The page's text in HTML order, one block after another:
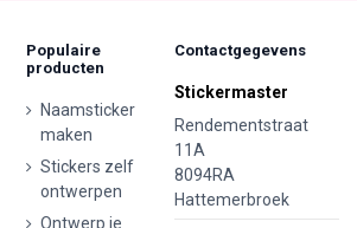
Populaire
producten
Naamsticker
maken
Stickers zelf
ontwerpen
Ontwerp je
Contactgegevens
Stickermaster
Rendementstraat
11A
8094RA
Hattemerbroek